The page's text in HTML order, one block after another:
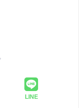
LINE